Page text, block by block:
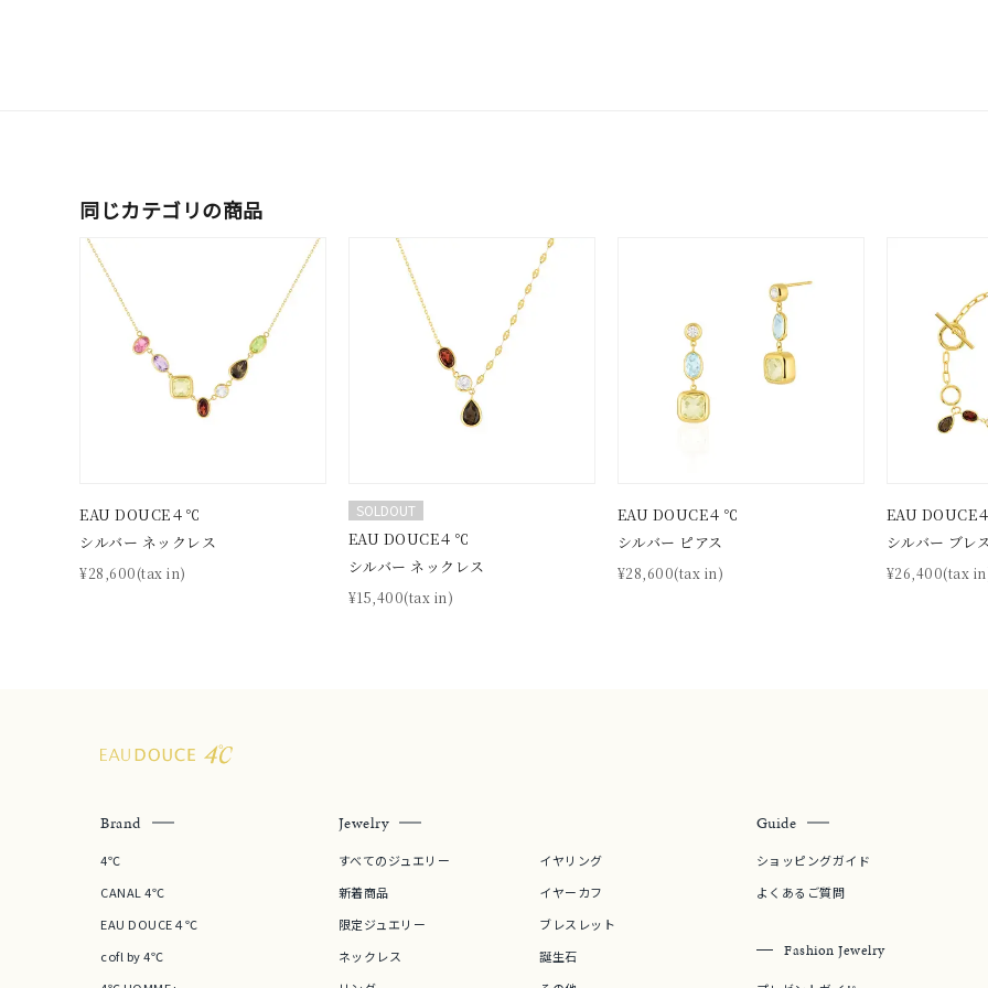
価格
在庫ありのみ
同じカテゴリの商品
EAU DOUCE４℃
シルバー ネックレス
¥28,600(tax in)
SOLDOUT
EAU DOUCE４℃
シルバー ネックレス
¥15,400(tax in)
EAU DOUCE４℃
シルバー ピアス
¥28,600(tax in)
EAU DOUCE
シルバー ブレ
¥26,400(tax
Brand
4℃
CANAL 4℃
EAU DOUCE４℃
cofl by 4℃
Jewelry
すべてのジュエリー
新着商品
限定ジュエリー
ネックレス
イヤリング
イヤーカフ
ブレスレット
誕生石
Guide
ショッピングガイド
よくあるご質問
Fashion Jewelry